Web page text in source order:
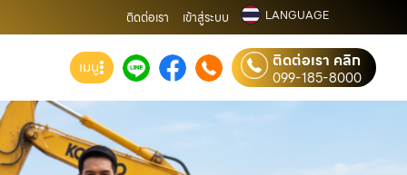
ติดต่อเรา เข้าสู่ระบบ LANGUAGE
เมนู ติดต่อเรา คลิก
099-185-8000